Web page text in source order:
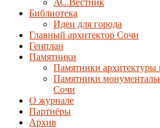
АС.Вестник
Библиотека
Идеи для города
Главный архитектор Сочи
Генплан
Памятники
Памятники архитектуры
Памятники
Сочи
О журнале
Партнёры
Архив